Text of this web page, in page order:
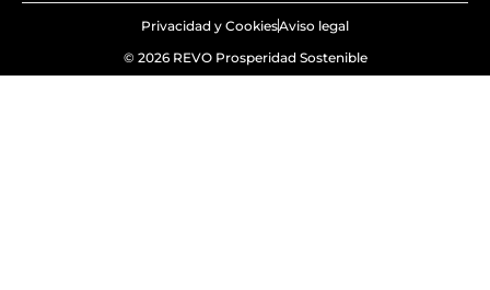
© 2026 REVO Prosperidad Sostenible
Privacidad y CookiesAviso legal